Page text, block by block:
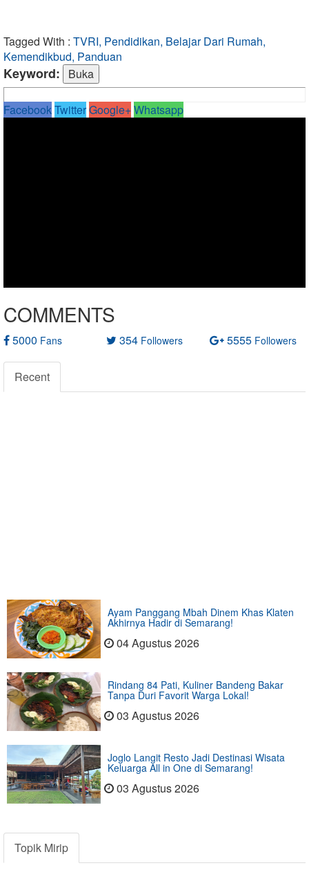
Tagged With : TVRI, Pendidikan, Belajar Dari Rumah,
Kemendikbud, Panduan
Keyword:
FacebookTwitterGoogle+Whatsapp
COMMENTS
5000 Fans 354 Followers 5555 Followers
Recent
Ayam Panggang Mbah Dinem Khas Klaten
Akhirnya Hadir di Semarang!
04 Agustus 2026
Rindang 84 Pati, Kuliner Bandeng Bakar
Tanpa Duri Favorit Warga Lokal!
03 Agustus 2026
Joglo Langit Resto Jadi Destinasi Wisata
Keluarga All in One di Semarang!
03 Agustus 2026
Topik Mirip